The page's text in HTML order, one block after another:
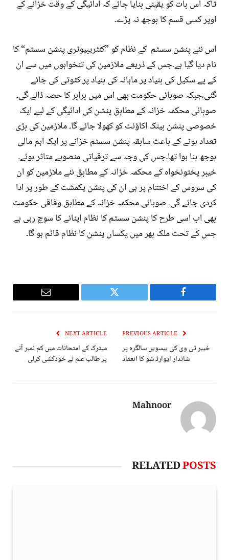
تاکہ اس بات کو یقینی بنایا جائے کہ ادائیگی کے وقت خزانے کے
اوپر کسی قسم کا بوجھ نہ پڑے۔
اس نئے پنشن سسٹم کے نظام کو ”کنٹریبیوٹری پنشن سسٹم“ کا
نام دیا گیا ہے۔جس کے ذریعے ملازمین کی تنخواہوں میں سے ان
کے پے سکیل کی بنیاد پر ماہانہ کی بنیاد پر کٹوتی کی جائے
گئی،جبکہ صوبائی حکومت بھی اس میں برابر کا حصہ ڈالے گی۔
صوبائی محکمہ خزانہ کے مطابق پنشن کی ادائیگی کے لیے ایک
خصوصی پنشن بینک اکاؤنٹ کو کھولا جائے گا۔ ملازمین کی بڑی
تعداد ہونے کے باعث سابقہ پنشن سسٹم خزانے پر ایک اہم مالی
بوجھ بنا ہوا تھا۔جس کی وجہ سے ترقیاتی منصوبے متاثر ہوئے۔
خیبر پختونخواہ کے محکمہ خزانہ کے مطابق نئے ملازمین کو ان
کی سروس کے اختتام پر ہی ان کی پنشن یکمشت کے طور پر ادا
کردی جائے گی۔ صوبائی محکمہ خزانہ کے مطابق وفاقی حکومت
بھی اب اسی طرح کا پنشن سسٹم کا نظام اپنانے کا سوچ رہی ہے
جس کے تحت ملک بھر میں یکساں پنشن کا نظام قائم ہو گا۔
Facebook
Twitter
Email
خیبر ٹی وی کی بیسویں سالگرہ پر
شاندار ایوارڈ شو کا انعقاد
NEXT ARTICLE
میٹرک کے امتحانات میں کم نمبر آنے
پر طالب علم نے خودکشی کرلی
Mahnoor
RELATEDPOSTS